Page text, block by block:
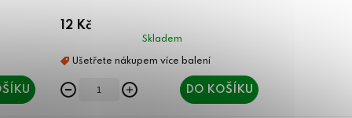
12 Kč
Skladem
DO KOŠÍKU